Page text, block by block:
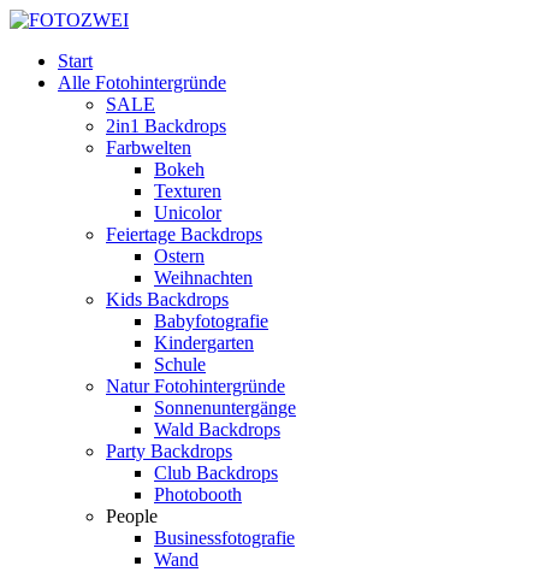
Start
Alle Fotohintergründe
SALE
2in1 Backdrops
Farbwelten
Bokeh
Texturen
Unicolor
Feiertage Backdrops
Ostern
Weihnachten
Kids Backdrops
Babyfotografie
Kindergarten
Schule
Natur Fotohintergründe
Sonnenuntergänge
Wald Backdrops
Party Backdrops
Club Backdrops
Photobooth
People
Businessfotografie
Wand